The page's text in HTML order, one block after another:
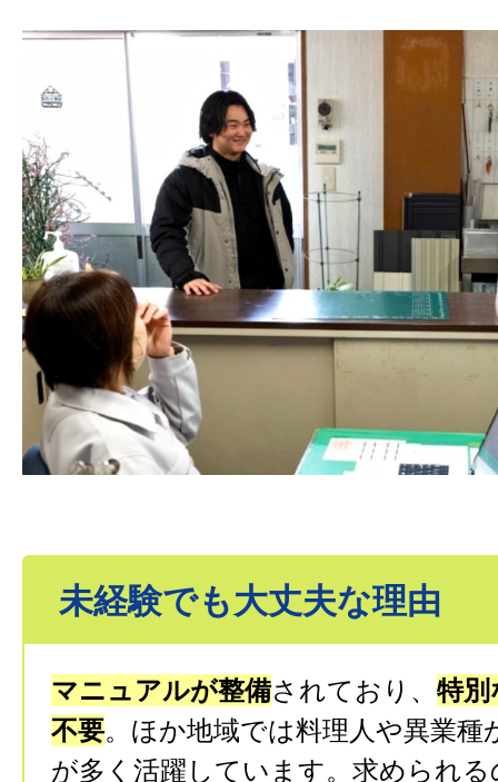
未経験でも大丈夫な理由
マニュアルが整備されており、 特別
不要。ほか地域では料理人や異業種
が多く活躍しています。求められる